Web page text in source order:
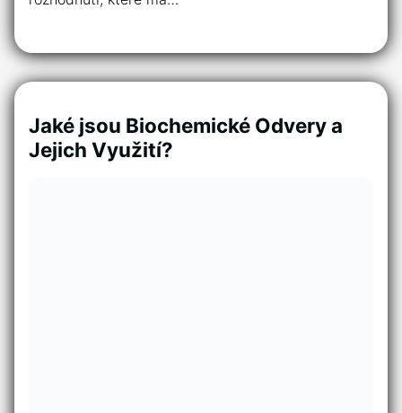
Jaké jsou Biochemické Odvery a
Jejich Využití?